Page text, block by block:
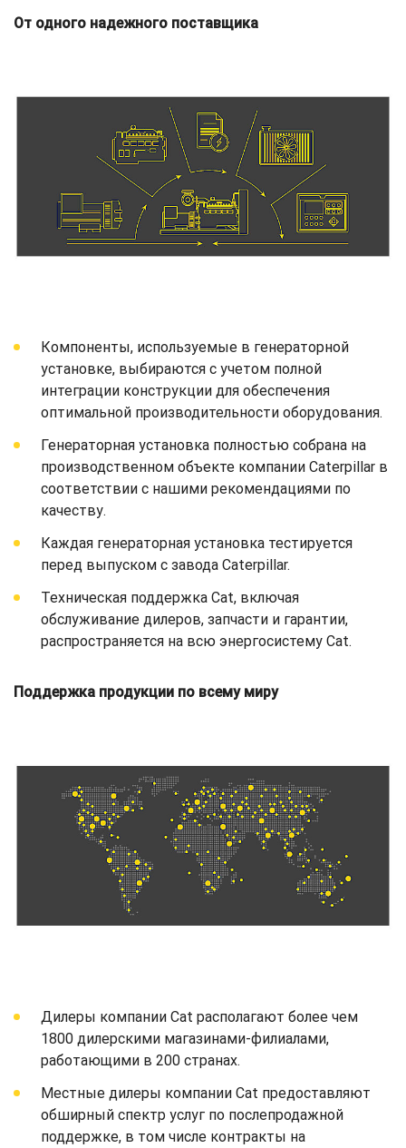
От одного надежного поставщика
Компоненты, используемые в генераторной
установке, выбираются с учетом полной
интеграции конструкции для обеспечения
оптимальной производительности оборудования.
Генераторная установка полностью собрана на
производственном объекте компании Caterpillar в
соответствии с нашими рекомендациями по
качеству.
Каждая генераторная установка тестируется
перед выпуском с завода Caterpillar.
Техническая поддержка Cat, включая
обслуживание дилеров, запчасти и гарантии,
распространяется на всю энергосистему Cat.
Поддержка продукции по всему миру
Дилеры компании Cat располагают более чем
1800 дилерскими магазинами-филиалами,
работающими в 200 странах.
Местные дилеры компании Cat предоставляют
обширный спектр услуг по послепродажной
поддержке, в том числе контракты на